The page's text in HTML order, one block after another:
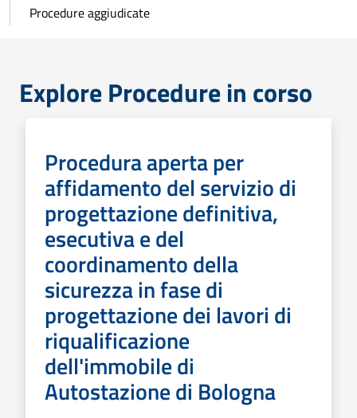
Procedure aggiudicate
Explore Procedure in corso
Procedura aperta per
affidamento del servizio di
progettazione definitiva,
esecutiva e del
coordinamento della
sicurezza in fase di
progettazione dei lavori di
riqualificazione
dell'immobile di
Autostazione di Bologna